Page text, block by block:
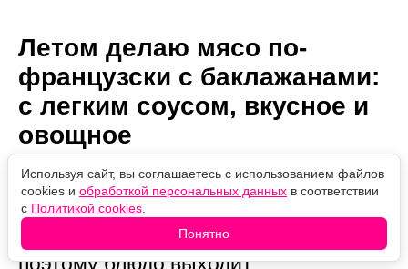
Летом делаю мясо по-
французски с баклажанами:
с легким соусом, вкусное и
овощное
07.08.2026
13:03
Проверено
Автор:
Каждый слой здесь дополняет другой,
поэтому блюдо выходит
Используя сайт, вы соглашаетесь с использованием файлов
cookies и обработкой персональных данных в соответствии
с Политикой cookies
Понятно